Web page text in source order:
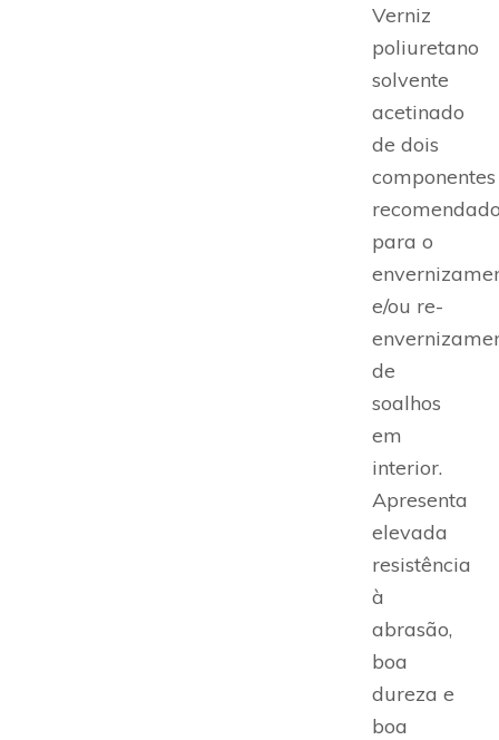
Verniz
poliuretano
solvente
acetinado
de dois
componentes
para o
e/ou re-
de
soalhos
em
interior.
Apresenta
elevada
resistência
à
abrasão,
boa
dureza e
boa